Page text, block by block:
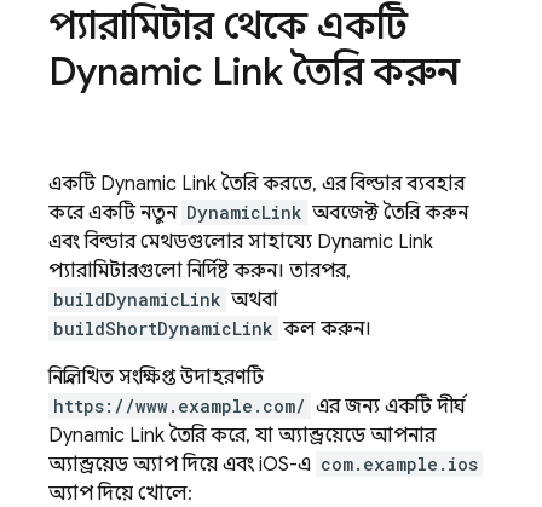
প্যারামিটার থেকে একটি
Dynamic Linkতৈরি করুন
একটি Dynamic Link তৈরি করতে, এর বিল্ডার ব্যবহার
করে একটি নতুন DynamicLink অবজেক্ট তৈরি করুন
এবং বিল্ডার মেথডগুলোর সাহায্যে Dynamic Link
প্যারামিটারগুলো নির্দিষ্ট করুন। তারপর,
buildDynamicLink অথবা
buildShortDynamicLink কল করুন।
নিম্নলিখিত সংক্ষিপ্ত উদাহরণটি
https://www.example.com/ এর জন্য একটি দীর্ঘ
Dynamic Link তৈরি করে, যা অ্যান্ড্রয়েডে আপনার
অ্যান্ড্রয়েড অ্যাপ দিয়ে এবং iOS-এ com.example.ios
অ্যাপ দিয়ে খোলে: